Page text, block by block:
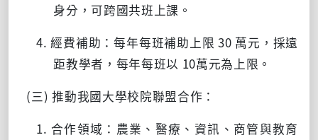
身分，可跨國共班上課。
4. 經費補助：每年每班補助上限 30 萬元，採遠
距教學者，每年每班以 10萬元為上限。
(三) 推動我國大學校院聯盟合作：
1. 合作領域：農業、醫療、資訊、商管與教育